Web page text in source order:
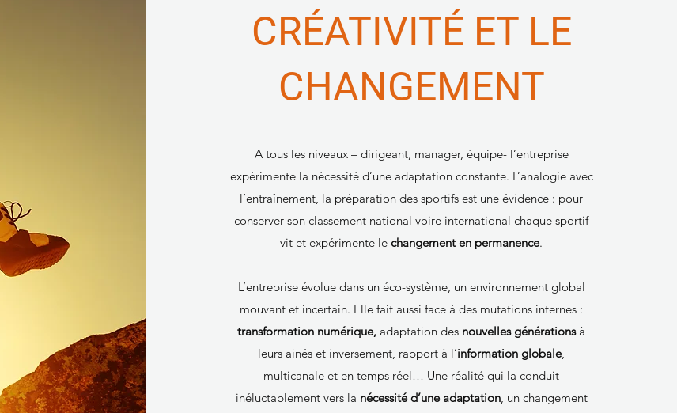
CRÉATIVITÉ ET LE
CHANGEMENT
A tous les niveaux – dirigeant, manager, équipe- l’entreprise
expérimente la nécessité d’une adaptation constante. L’analogie avec
l’entraînement, la préparation des sportifs est une évidence : pour
conserver son classement national voire international chaque sportif
vit et expérimente le changement en permanence.
L’entreprise évolue dans un éco-système, un environnement global
mouvant et incertain. Elle fait aussi face à des mutations internes :
transformation numérique, adaptation des nouvelles générationsà
leurs ainés et inversement, rapport à l’information globale,
multicanale et en temps réel… Une réalité qui la conduit
inéluctablement vers la nécessité d’une adaptation, un changement